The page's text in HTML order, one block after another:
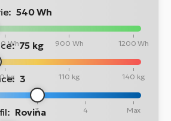
540 Wh
Wh 900 Wh 1200 Wh
75 kg
kg 110 kg 140 kg
3
3 4 Max
Rovina